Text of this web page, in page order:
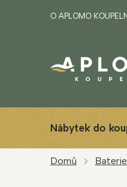
O APLOMO
Nábytek do
Domů Baterie